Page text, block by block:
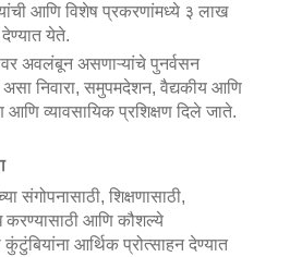
आणि विशेष प्रकरणांमध्ये ३ लाख
येते.
अवलंबून असणाऱ्यांचे पुनर्वसन
निवारा, समुपमदेशन, वैद्यकीय आणि
आणि व्यावसायिक प्रशिक्षण दिले जाते.
संगोपनासाठी, शिक्षणासाठी,
करण्यासाठी आणि कौशल्ये
आर्थिक प्रोत्साहन देण्यात